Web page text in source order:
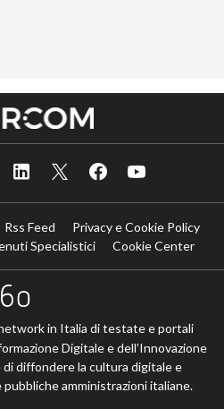
Rss Feed
Privacy e Cookie Policy
Specialistici
Cookie Center
in Italia di testate e portali
Digitale e dell’Innovazione
diffondere la cultura digitale e
amministrazioni italiane.